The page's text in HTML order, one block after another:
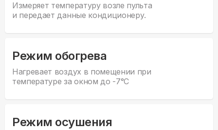
Измеряет температуру возле пульта
и передает данные кондиционеру.
Режим обогрева
Нагревает воздух в помещении при
температуре за окном до -7°С
Режим осушения